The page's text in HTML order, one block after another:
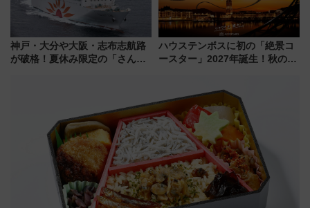
神戸・大分や大阪・志布志航路
が破格！夏休み限定の「さんふ
ハウステンボスに初の「絶景コ
ースター」2027年誕生！秋の